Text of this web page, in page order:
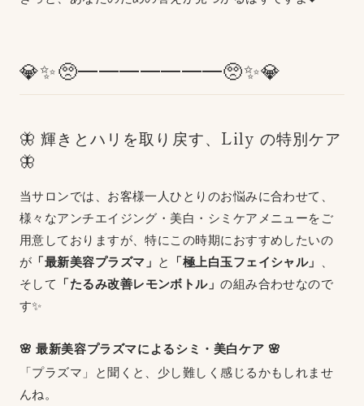
💎✨🥺━━━━━━━🥺✨💎
🦋 輝きとハリを取り戻す、Lily の特別ケア
🦋
当サロンでは、お客様一人ひとりのお悩みに合わせて、
様々なアンチエイジング・美白・シミケアメニューをご
用意しておりますが、特にこの時期におすすめしたいの
が 「最新美容プラズマ」 と 「極上白玉フェイシャル」
そして 「たるみ改善レモンボトル」の組み合わせなので
す✨
🌸 最新美容プラズマによるシミ・美白ケア 🌸
「プラズマ」と聞くと、少し難しく感じるかもしれませ
んね。